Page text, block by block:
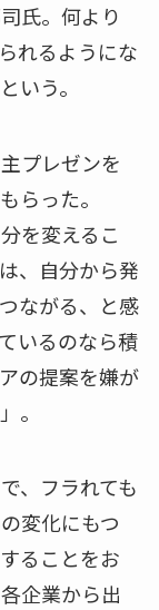
氏。何より
れるようにな
いう。
プレゼンを
らった。
を変えるこ
、自分から発
ながる、と感
いるのなら積
の提案を嫌が
。
、フラれても
変化にもつ
ることをお
企業から出